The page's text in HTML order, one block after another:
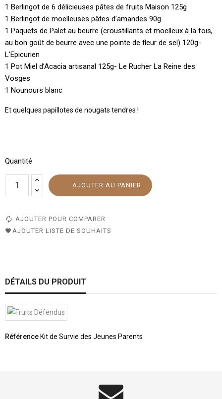
1 Berlingot de 6 délicieuses pâtes de fruits Maison 125g
1 Berlingot de moelleuses pâtes d’amandes 90g
1 Paquets de Palet au beurre (croustillants et moelleux à la fois,
au bon goût de beurre avec une pointe de fleur de sel) 120g-
L’Epicurien
1 Pot Miel d’Acacia artisanal 125g- Le Rucher La Reine des
Vosges
1 Nounours blanc
Et quelques papillotes de nougats tendres !
Quantité
AJOUTER AU PANIER
AJOUTER POUR COMPARER
AJOUTER LISTE DE SOUHAITS
DÉTAILS DU PRODUIT
Référence Kit de Survie des Jeunes Parents